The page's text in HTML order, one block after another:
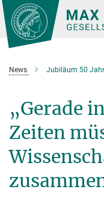
Hauptinhalt
News Jubiläum 50
„Gerade
Zeiten